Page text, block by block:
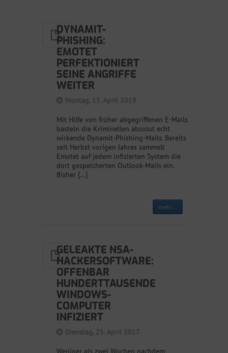
DYNAMIT-
PHISHING:
EMOTET
PERFEKTIONIERT
SEINE ANGRIFFE
WEITER
Montag, 15. April 2019
Mit Hilfe von früher abgegriffenen E-Mails
basteln die Kriminellen absolut echt
wirkende Dynamit-Phishing-Mails. Bereits
seit Herbst vorigen Jahres sammelt
Emotet auf jedem infizierten System die
dort gespeicherten Outlook-Mails ein.
Bisher […]
mehr...
GELEAKTE NSA-
HACKERSOFTWARE:
OFFENBAR
HUNDERTTAUSENDE
WINDOWS-
COMPUTER
INFIZIERT
Dienstag, 25. April 2017